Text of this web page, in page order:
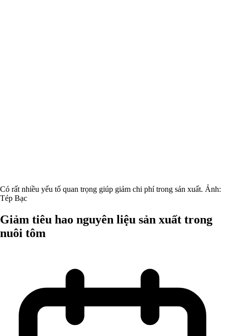
Có rất nhiều yếu tố quan trọng giúp giảm chi phí trong sản xuất. Ảnh:
Tép Bạc
Giảm tiêu hao nguyên liệu sản xuất trong
nuôi tôm